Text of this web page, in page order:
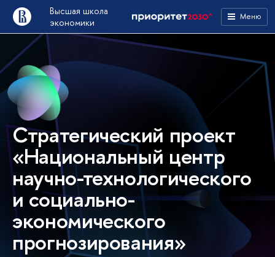
Высшая школа
экономики
Меню
Стратегический проект
«Национальный центр
научно-технологического
и социально-
экономического
прогнозирования»